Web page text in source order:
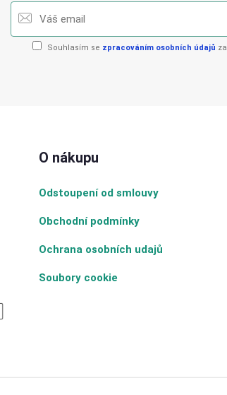
Souhlasím se zpracováním osobních údajů
O nákupu
Odstoupení od smlouvy
Obchodní podmínky
Ochrana osobních udajů
Soubory cookie